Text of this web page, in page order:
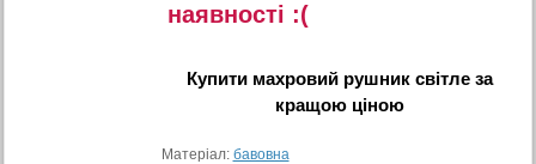
наявностi :(
Купити махровий рушник світлеза
кращою ціною
Матеріал: бавовна